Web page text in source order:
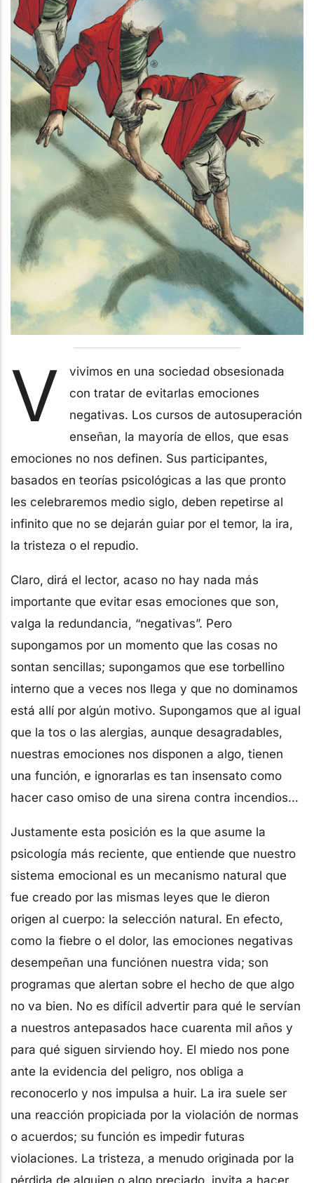
V
vivimos en una sociedad obsesionada
con tratar de evitarlas emociones
negativas. Los cursos de autosuperación
enseñan, la mayoría de ellos, que esas
emociones no nos definen. Sus participantes,
basados en teorías psicológicas a las que pronto
les celebraremos medio siglo, deben repetirse al
infinito que no se dejarán guiar por el temor, la ira,
la tristeza o el repudio.
Claro, dirá el lector, acaso no hay nada más
importante que evitar esas emociones que son,
valga la redundancia, “negativas”. Pero
supongamos por un momento que las cosas no
sontan sencillas; supongamos que ese torbellino
interno que a veces nos llega y que no dominamos
está allí por algún motivo. Supongamos que al igual
que la tos o las alergias, aunque desagradables,
nuestras emociones nos disponen a algo, tienen
una función, e ignorarlas es tan insensato como
hacer caso omiso de una sirena contra incendios…
Justamente esta posición es la que asume la
psicología más reciente, que entiende que nuestro
sistema emocional es un mecanismo natural que
fue creado por las mismas leyes que le dieron
origen al cuerpo: la selección natural. En efecto,
como la fiebre o el dolor, las emociones negativas
desempeñan una funciónen nuestra vida; son
programas que alertan sobre el hecho de que algo
no va bien. No es difícil advertir para qué le servían
a nuestros antepasados hace cuarenta mil años y
para qué siguen sirviendo hoy. El miedo nos pone
ante la evidencia del peligro, nos obliga a
reconocerlo y nos impulsa a huir. La ira suele ser
una reacción propiciada por la violación de normas
o acuerdos; su función es impedir futuras
violaciones. La tristeza, a menudo originada por la